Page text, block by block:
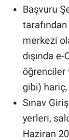
Başvuru
merkezi
dışında
öğrenciler
gibi)
Sınav
yerleri,
Haziran